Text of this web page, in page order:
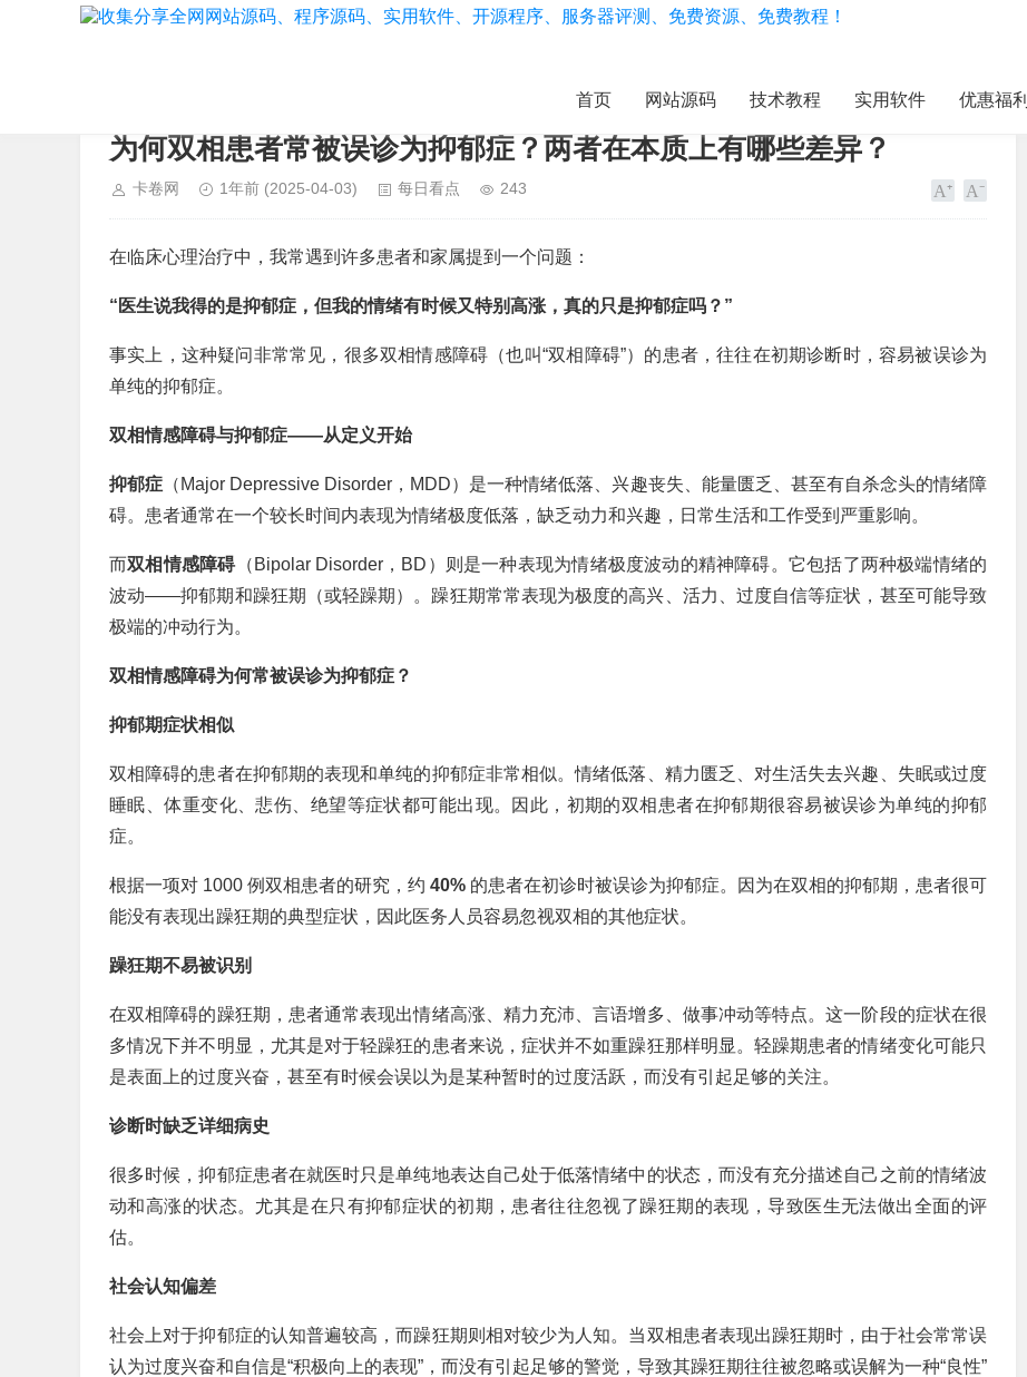
首页 网站源码 技术教程 实用软件 优惠福利
为何双相患者常被误诊为抑郁症？两者在本质上有哪些差异？
卡卷网 1年前 (2025-04-03) 每日看点 243
在临床心理治疗中，我常遇到许多患者和家属提到一个问题：
“医生说我得的是抑郁症，但我的情绪有时候又特别高涨，真的只是抑郁症吗？”
事实上，这种疑问非常常见，很多双相情感障碍（也叫“双相障碍”）的患者，往往在初期诊断时，容易被误诊为
单纯的抑郁症。
双相情感障碍与抑郁症——从定义开始
抑郁症 （Major Depressive Disorder，MDD）是一种情绪低落、兴趣丧失、能量匮乏、甚至有自杀念头的情绪障
碍。患者通常在一个较长时间内表现为情绪极度低落，缺乏动力和兴趣，日常生活和工作受到严重影响。
而双相情感障碍（Bipolar Disorder，BD）则是一种表现为情绪极度波动的精神障碍。它包括了两种极端情绪的
波动——抑郁期和躁狂期（或轻躁期）。躁狂期常常表现为极度的高兴、活力、过度自信等症状，甚至可能导致
极端的冲动行为。
双相情感障碍为何常被误诊为抑郁症？
抑郁期症状相似
双相障碍的患者在抑郁期的表现和单纯的抑郁症非常相似。情绪低落、精力匮乏、对生活失去兴趣、失眠或过度
睡眠、体重变化、悲伤、绝望等症状都可能出现。因此，初期的双相患者在抑郁期很容易被误诊为单纯的抑郁
症。
根据一项对 1000 例双相患者的研究，约 40% 的患者在初诊时被误诊为抑郁症。因为在双相的抑郁期，患者很可
能没有表现出躁狂期的典型症状，因此医务人员容易忽视双相的其他症状。
躁狂期不易被识别
在双相障碍的躁狂期，患者通常表现出情绪高涨、精力充沛、言语增多、做事冲动等特点。这一阶段的症状在很
多情况下并不明显，尤其是对于轻躁狂的患者来说，症状并不如重躁狂那样明显。轻躁期患者的情绪变化可能只
是表面上的过度兴奋，甚至有时候会误以为是某种暂时的过度活跃，而没有引起足够的关注。
诊断时缺乏详细病史
很多时候，抑郁症患者在就医时只是单纯地表达自己处于低落情绪中的状态，而没有充分描述自己之前的情绪波
动和高涨的状态。尤其是在只有抑郁症状的初期，患者往往忽视了躁狂期的表现，导致医生无法做出全面的评
估。
社会认知偏差
社会上对于抑郁症的认知普遍较高，而躁狂期则相对较少为人知。当双相患者表现出躁狂期时，由于社会常常误
认为过度兴奋和自信是“积极向上的表现”，而没有引起足够的警觉，导致其躁狂期往往被忽略或误解为一种“良性”